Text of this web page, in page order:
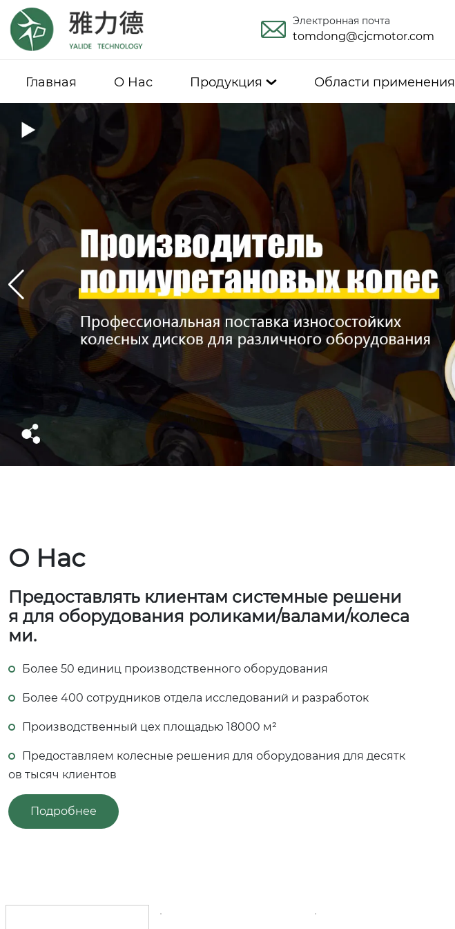
Электронная почта
tomdong@cjcmotor.com
Главная О Hас Продукция  Области применения
О Нас
Предоставлять клиентам системные решени
я для оборудования роликами/валами/колеса
ми.
Более 50 единиц производственного оборудования
Более 400 сотрудников отдела исследований и разработок
Производственный цех площадью 18000 м²
Предоставляем колесные решения для оборудования для десятк
ов тысяч клиентов
Подробнее